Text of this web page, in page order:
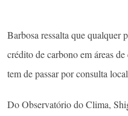
Barbosa ressalta que qualquer
crédito de carbono em áreas
tem de passar por consulta
Do Observatório do Clima,